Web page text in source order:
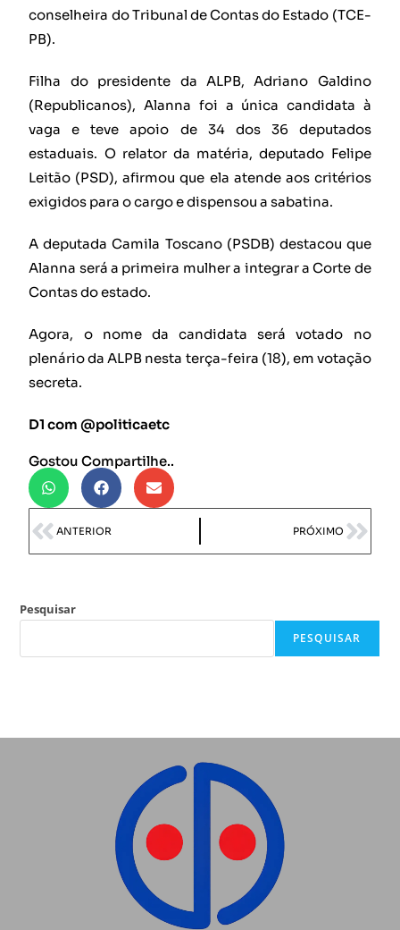
conselheira do Tribunal de Contas do Estado (TCE-
PB).
Filha do presidente da ALPB, Adriano Galdino
(Republicanos), Alanna foi a única candidata à
vaga e teve apoio de 34 dos 36 deputados
estaduais. O relator da matéria, deputado Felipe
Leitão (PSD), afirmou que ela atende aos critérios
exigidos para o cargo e dispensou a sabatina.
A deputada Camila Toscano (PSDB) destacou que
Alanna será a primeira mulher a integrar a Corte de
Contas do estado.
Agora, o nome da candidata será votado no
plenário da ALPB nesta terça-feira (18), em votação
secreta.
D1 com @politicaetc
Gostou Compartilhe..
ANTERIOR PRÓXIMO
Pesquisar
PESQUISAR